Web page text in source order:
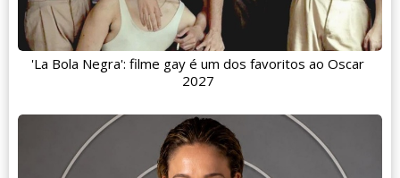
'La Bola Negra': filme gay é um dos favoritos ao Oscar
2027